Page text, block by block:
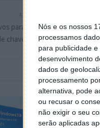
Nós e os nossos
processamos
para publicidade
desenvolvimento
dados de
processamento
alternativa, pode
ou recusar o
não exigir o seu
serão aplicadas
ARTIGO ANTERIOR
para escolher a
chaves digitais de software